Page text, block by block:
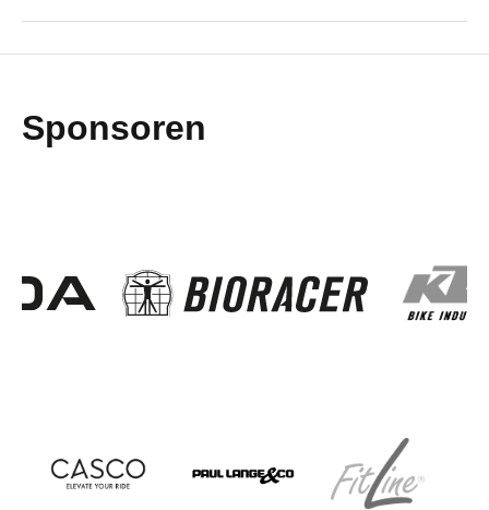
Sponsoren